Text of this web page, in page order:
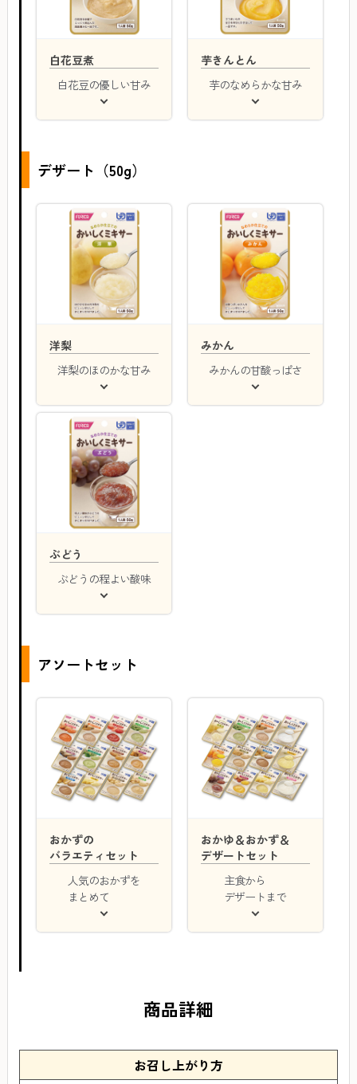
白花豆煮
白花豆の優しい甘み
芋きんとん
芋のなめらかな甘み
デザート（50g）
洋梨
洋梨のほのかな甘み
みかん
みかんの甘酸っぱさ
ぶどう
ぶどうの程よい酸味
アソートセット
おかずの
バラエティセット
人気のおかずを
まとめて
おかゆ＆おかず＆
デザートセット
主食から
デザートまで
商品詳細
お召し上がり方